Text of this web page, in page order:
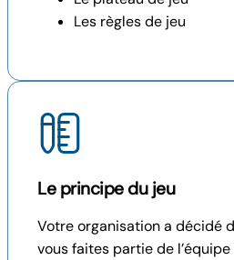
Les règles de jeu
Le principe du jeu
Votre organisation a décidé
vous faites partie de